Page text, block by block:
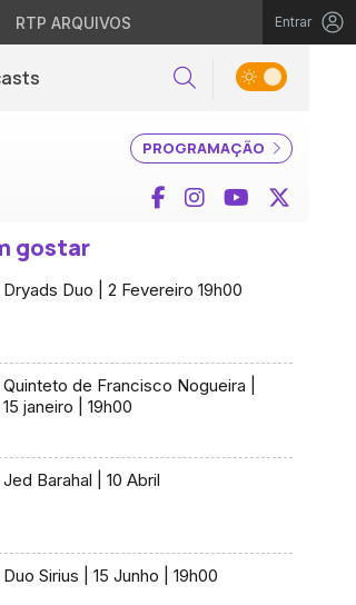
RTP ARQUIVOS Entrar
Pesquisar
PROGRAMAÇÃO
Facebook
InstagramYouTube
gostar
Dryads Duo | 2 Fevereiro 19h00
Quinteto de Francisco Nogueira |
15 janeiro | 19h00
Jed Barahal | 10 Abril
Duo Sirius | 15 Junho | 19h00